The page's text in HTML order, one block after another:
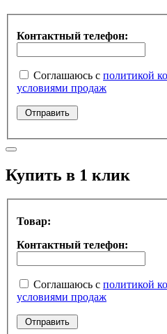
Контактный телефон:
Соглашаюсь с политикой
условиями продаж
Купить в 1 клик
Товар:
Контактный телефон:
Соглашаюсь с политикой
условиями продаж